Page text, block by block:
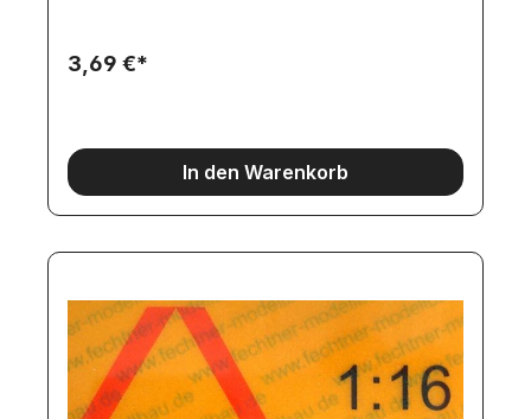
3,69 €*
In den Warenkorb